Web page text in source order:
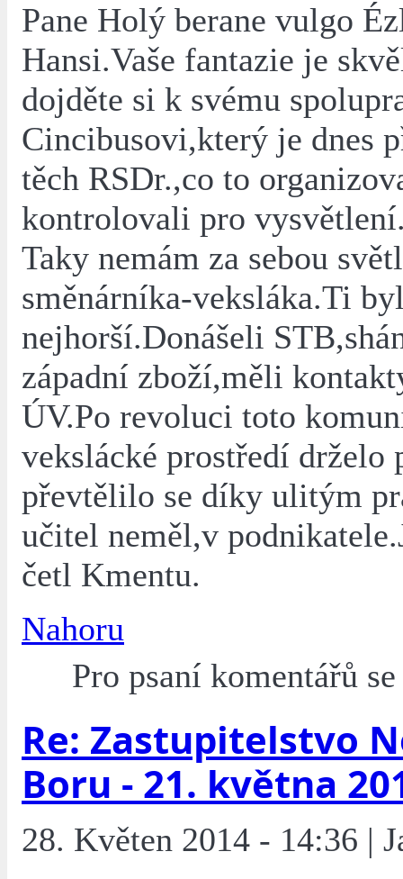
Pane Holý berane vulgo
Hansi.Vaše fantazie je
dojděte si k svému
Cincibusovi,který je dnes
těch RSDr.,co to
kontrolovali pro
Taky nemám za sebou
směnárníka-veksláka.Ti
nejhorší.Donášeli
západní zboží,měli
ÚV.Po revoluci toto
vekslácké prostředí drželo
převtělilo se díky ulitým
učitel neměl,v
četl Kmentu.
Nahoru
Pro psaní komentářů
Re: Zastupitelstvo
Boru - 21. května
28. Květen 2014 - 14:36 |